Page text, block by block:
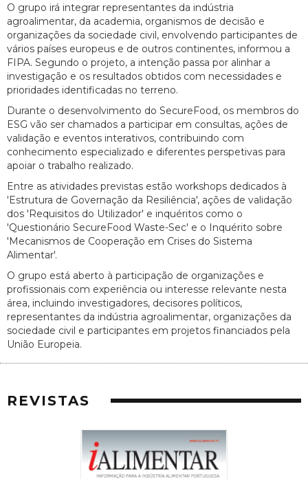
O grupo irá integrar representantes da indústria
agroalimentar, da academia, organismos de decisão e
organizações da sociedade civil, envolvendo participantes de
vários países europeus e de outros continentes, informou a
FIPA. Segundo o projeto, a intenção passa por alinhar a
investigação e os resultados obtidos com necessidades e
prioridades identificadas no terreno.
Durante o desenvolvimento do SecureFood, os membros do
ESG vão ser chamados a participar em consultas, ações de
validação e eventos interativos, contribuindo com
conhecimento especializado e diferentes perspetivas para
apoiar o trabalho realizado.
Entre as atividades previstas estão workshops dedicados à
'Estrutura de Governação da Resiliência', ações de validação
dos 'Requisitos do Utilizador' e inquéritos como o
'Questionário SecureFood Waste-Sec' e o Inquérito sobre
'Mecanismos de Cooperação em Crises do Sistema
Alimentar'.
O grupo está aberto à participação de organizações e
profissionais com experiência ou interesse relevante nesta
área, incluindo investigadores, decisores políticos,
representantes da indústria agroalimentar, organizações da
sociedade civil e participantes em projetos financiados pela
União Europeia.
REVISTAS